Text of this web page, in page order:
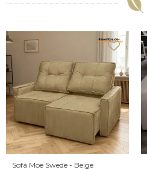
Sofá Moe Swede - Beige